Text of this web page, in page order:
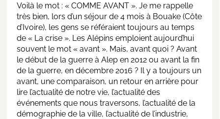
Voilà le mot : « COMME AVANT ». Je me rappelle
très bien, lors d’un séjour de 4 mois à Bouake (Côte
d’Ivoire), les gens se référaient toujours au temps
de « La crise ». Les Alépins emploient aujourd’hui
souvent le mot « avant ». Mais, avant quoi ? Avant
le début de la guerre à Alep en 2012 ou avant la fin
de la guerre, en décembre 2016 ? Il y a toujours un
avant, une comparaison, un retour en arrière pour
lire l’actualité de notre vie, l’actualité des
événements que nous traversons, l’actualité de la
démographie de la ville, l’actualité de l’industrie,